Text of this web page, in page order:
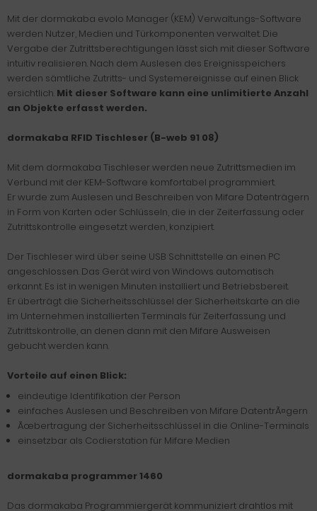
Mit der dormakaba evolo Manager (KEM) Verwaltungs-Software
werden Nutzer, Medien und Türkomponenten verwaltet. Die
Vergabe der Zutrittsberechtigungen lässt sich mit dieser Software
intuitiv realisieren. Nach dem Auslesen des Ereignisspeichers
werden sämtliche Zutritts- und Systemereignisse auf einen Blick
ersichtlich. Mit dieser Software kann eine unlimitierte Anzahl
an Objekte erfasst werden.
dormakaba RFID Tischleser (B-web 91 08)
Mit dem dormakaba Tischleser werden neue Zutrittsmedien im
Verbund mit der KEM-Software komfortabel programmiert.
Er wurde zum Auslesen und Beschreiben von Mifare Datenträgern
in Form von Karten oder Schlüsseln, die in der Zeiterfassung oder
Zutrittskontrolle eingesetzt werden, konzipiert.
Der Tischleser wird über seine USB Schnittstelle an einen PC
angeschlossen. Das Gerät wird von Windows automatisch
erkannt. Es ist in wenigen Minuten installiert und Betriebsbereit.
Er überträgt die Sicherheitsschlüssel der Sicherheitskarte an die
im Unternehmen installierten Terminals für Zeiterfassung und
Zutrittskontrolle, an denen dann mit den Mifare Ausweisen
gebucht werden kann.
Vorteile auf einen Blick:
eindeutige Identifikation der Person
einfaches Auslesen und Beschreiben von Mifare DatentrÃ¤gern
Ãœbertragung der Sicherheitsschlüssel in die Online-Terminals
einsetzbar als Codierstation für Mifare Medien
dormakaba programmer 1460
Das dormakaba Programmiergerät kommuniziert drahtlos mit